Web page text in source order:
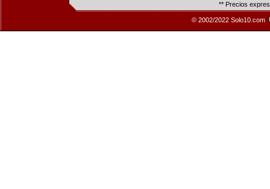
** Precios
© 2002/2022 Solo10.com